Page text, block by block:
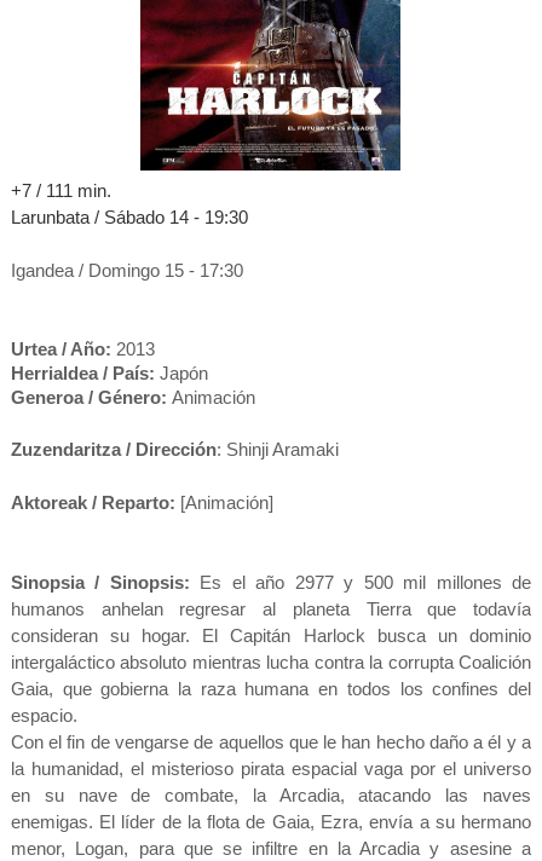
+7 / 111 min.
Larunbata / Sábado 14 - 19:30
Igandea / Domingo 15 - 17:30
Urtea / Año: 2013
Herrialdea / País: Japón
Generoa / Género: Animación
Zuzendaritza / Dirección: Shinji Aramaki
Aktoreak / Reparto: [Animación]
Sinopsia / Sinopsis: Es el año 2977 y 500 mil millones de
humanos anhelan regresar al planeta Tierra que todavía
consideran su hogar. El Capitán Harlock busca un dominio
intergaláctico absoluto mientras lucha contra la corrupta Coalición
Gaia, que gobierna la raza humana en todos los confines del
espacio.
Con el fin de vengarse de aquellos que le han hecho daño a él y a
la humanidad, el misterioso pirata espacial vaga por el universo
en su nave de combate, la Arcadia, atacando las naves
enemigas. El líder de la flota de Gaia, Ezra, envía a su hermano
menor, Logan, para que se infiltre en la Arcadia y asesine a